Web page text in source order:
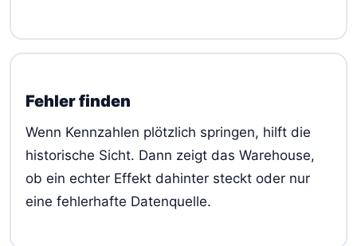
Fehler finden
Wenn Kennzahlen plötzlich springen, hilft die
historische Sicht. Dann zeigt das Warehouse,
ob ein echter Effekt dahinter steckt oder nur
eine fehlerhafte Datenquelle.